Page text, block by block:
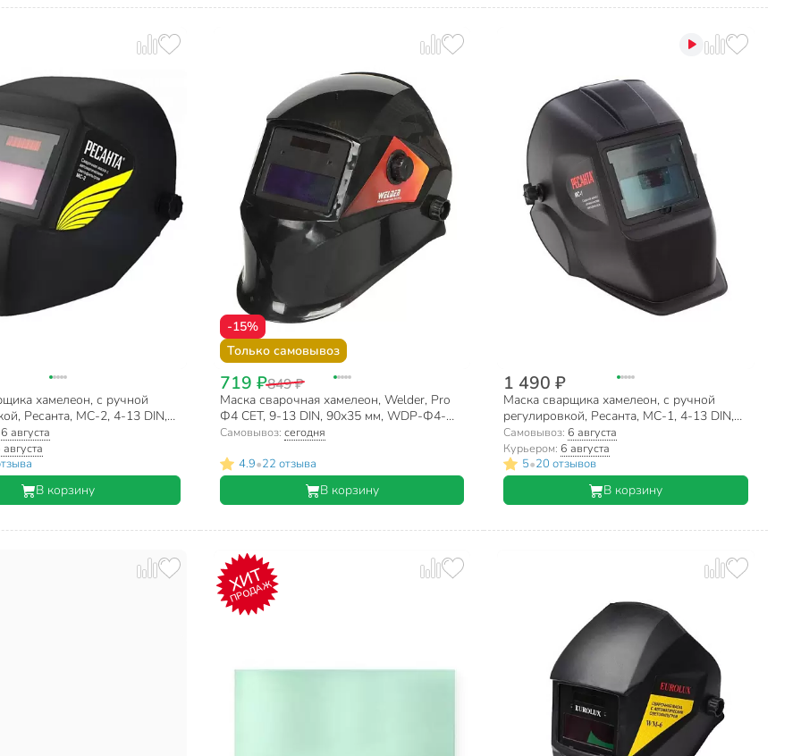
хамелеон, с ручной
Ресанта, МС-2, 4-13 DIN,
6 августа
августа
В корзину
-15%
Только самовывоз
719 ₽849 ₽
Маска сварочная хамелеон, Welder, Pro
Ф4 СЕТ, 9-13 DIN, 90х35 мм, WDP-Ф4-
СБ-П
Самовывоз: сегодня
4.9•22 отзыва
В корзину
1 490 ₽
Маска сварщика хамелеон, с ручной
регулировкой, Ресанта, МС-1, 4-13 DIN,
65/13
Самовывоз: 6 августа
Курьером: 6 августа
5•20 отзывов
В корзину
ХИТ
ПРОДАЖ